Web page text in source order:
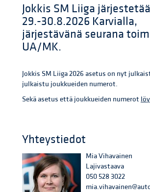
Jokkis SM Liiga
29.-30.8.2026 Karvialla,
järjestävänä seurana
UA/MK.
Jokkis SM Liiga 2026 asetus on nyt
julkaistu joukkueiden numerot.
Sekä asetus että joukkueiden numerot
Yhteystiedot
Mia Vihavainen
Lajivastaava
050 528 3022